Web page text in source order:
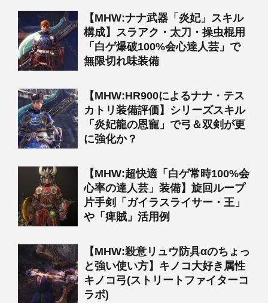
【MHW:ナナ武器「炎妃」スキル
構成】スラアク・太刀・操虫棍用
「白ゲ爆破100%会心達人芸」で
無限切れ味装備
【MHW:HR900によるナナ・テス
カトリ装備評価】シリーズスキル
「炎妃龍の恩寵」で弓＆双剣が更
に強化か？
【MHW:超快適「白ゲ常時100%会
心率の達人芸」装備】旋回ループ
片手剣「ガイラスライサー・王」
や「痺賊」活用例
【MHW:殺意リュウ防具αのちょっ
と強い使い方】キノコ大好き属性
キノコ弓(ストリートファイターコ
ラボ)